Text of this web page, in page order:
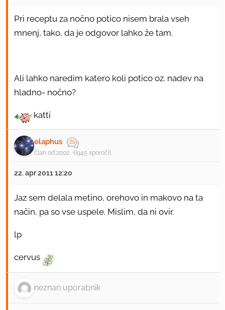
Pri receptu za nočno potico nisem brala vseh
mnenj, tako, da je odgovor lahko že tam.
Ali lahko naredim katero koli potico oz. nadev na
hladno- nočno?
katti
elaphus
član od 2002 6945 sporočil
22. apr 2011 12:20
Jaz sem delala metino, orehovo in makovo na ta
način, pa so vse uspele. Mislim, da ni ovir.
lp
cervus
neznan uporabnik